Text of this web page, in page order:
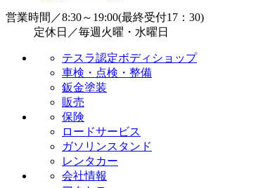
営業時間／8:30～19:00(最終受付17：30)
定休日／毎週火曜・水曜日
テスラ認定ボディショップ
車検・点検・整備
鈑金塗装
販売
保険
ロードサービス
ガソリンスタンド
レンタカー
会社情報